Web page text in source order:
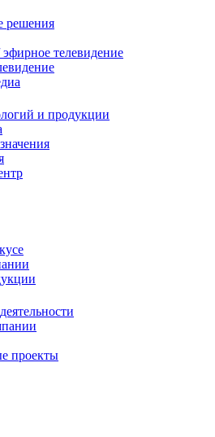
решения
телевидение
и продукции
проекты